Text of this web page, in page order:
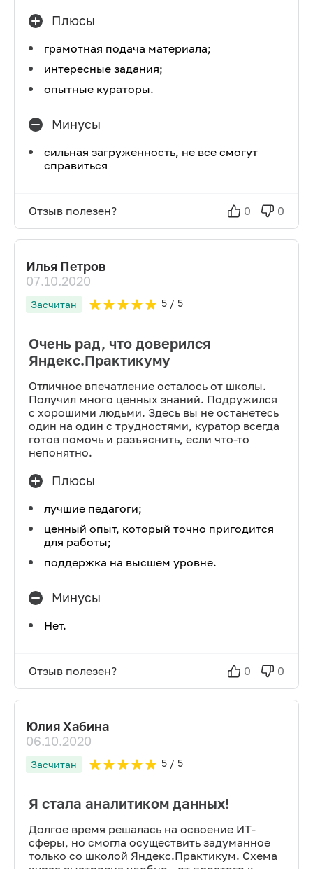
Плюсы
грамотная подача материала;
интересные задания;
опытные кураторы.
Минусы
сильная загруженность, не все смогут
справиться
Отзыв полезен? 0 0
Илья Петров
07.10.2020
Засчитан 5/ 5
Очень рад, что доверился
Яндекс.Практикуму
Отличное впечатление осталось от школы.
Получил много ценных знаний. Подружился
с хорошими людьми. Здесь вы не останетесь
один на один с трудностями, куратор всегда
готов помочь и разъяснить, если что-то
непонятно.
Плюсы
лучшие педагоги;
ценный опыт, который точно пригодится
для работы;
поддержка на высшем уровне.
Минусы
Нет.
Отзыв полезен? 0 0
Юлия Хабина
06.10.2020
Засчитан 5/ 5
Я стала аналитиком данных!
Долгое время решалась на освоение ИТ-
сферы, но смогла осуществить задуманное
только со школой Яндекс.Практикум. Схема